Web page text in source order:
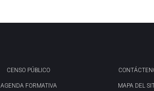
CENSO PÚBLICO
AGENDA FORMATIVA MAPA DEL